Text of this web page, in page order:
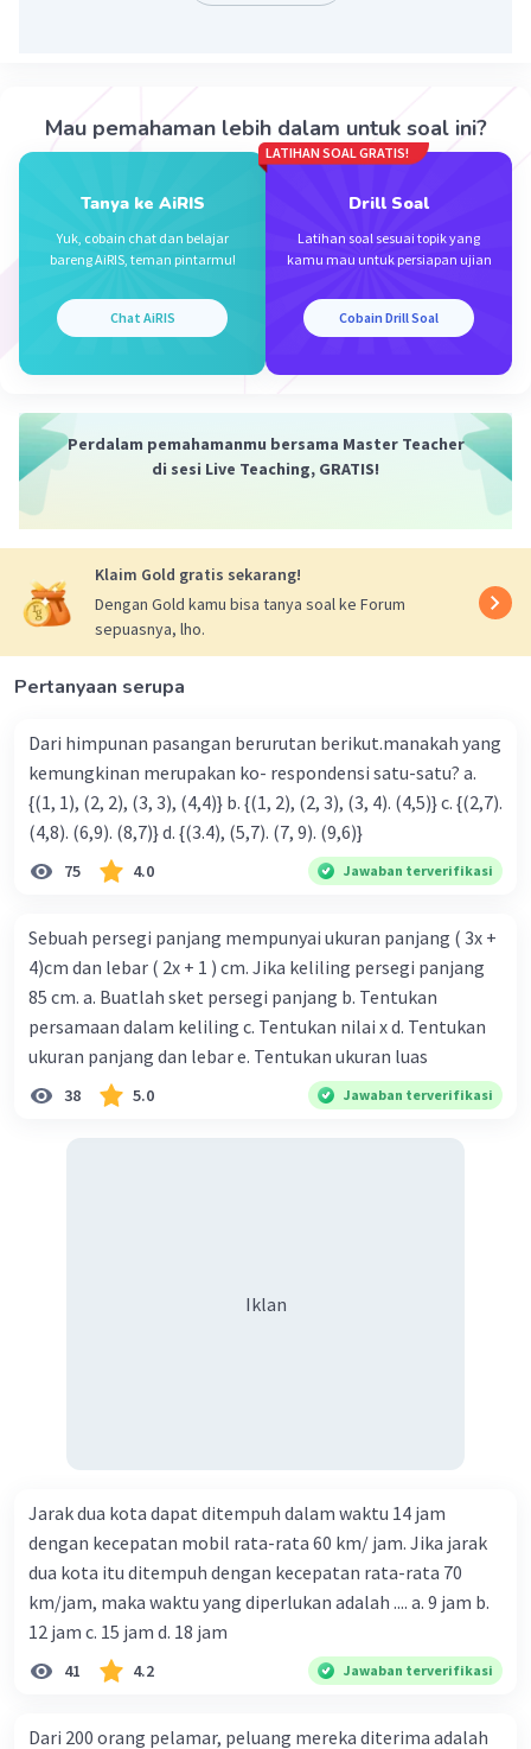
Mau pemahaman lebih dalam untuk soal ini?
Tanya ke AiRIS
Yuk, cobain chat dan belajar
bareng AiRIS, teman pintarmu!
Chat AiRIS
LATIHAN SOAL GRATIS!
Drill Soal
Latihan soal sesuai topik yang
kamu mau untuk persiapan ujian
Cobain Drill Soal
Perdalam pemahamanmu bersama Master Teacher
di sesi Live Teaching, GRATIS!
Klaim Gold gratis sekarang!
Dengan Gold kamu bisa tanya soal ke Forum
sepuasnya, lho.
Pertanyaan serupa
Dari himpunan pasangan berurutan berikut.manakah yang
kemungkinan merupakan ko- respondensi satu-satu? a.
{(1, 1), (2, 2), (3, 3), (4,4)} b. {(1, 2), (2, 3), (3, 4). (4,5)} c. {(2,7).
(4,8). (6,9). (8,7)} d. {(3.4), (5,7). (7, 9). (9,6)}
75 4.0 Jawaban terverifikasi
Sebuah persegi panjang mempunyai ukuran panjang ( 3x +
4)cm dan lebar ( 2x + 1 ) cm. Jika keliling persegi panjang
85 cm. a. Buatlah sket persegi panjang b. Tentukan
persamaan dalam keliling c. Tentukan nilai x d. Tentukan
ukuran panjang dan lebar e. Tentukan ukuran luas
38 5.0 Jawaban terverifikasi
Iklan
Jarak dua kota dapat ditempuh dalam waktu 14 jam
dengan kecepatan mobil rata-rata 60 km/ jam. Jika jarak
dua kota itu ditempuh dengan kecepatan rata-rata 70
km/jam, maka waktu yang diperlukan adalah .... a. 9 jam b.
12 jam c. 15 jam d. 18 jam
41 4.2 Jawaban terverifikasi
Dari 200 orang pelamar, peluang mereka diterima adalah